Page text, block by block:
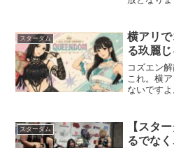
の打診を
保留中の
スターダム
横アリ
る玖麗
コズエン
これ。横
ないです
散マッチ
の！4.26
スターダム
【スタ
るでな